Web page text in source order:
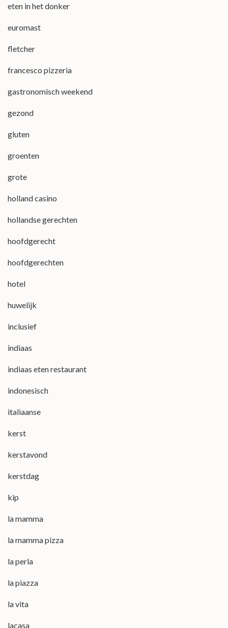
eten in het donker
euromast
fletcher
francesco pizzeria
gastronomisch weekend
gezond
gluten
groenten
grote
holland casino
hollandse gerechten
hoofdgerecht
hoofdgerechten
hotel
huwelijk
inclusief
indiaas
indiaas eten restaurant
indonesisch
italiaanse
kerst
kerstavond
kerstdag
kip
la mamma
la mamma pizza
la perla
la piazza
la vita
lacasa